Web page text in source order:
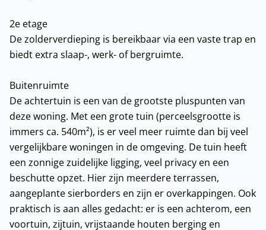
2e etage
De zolderverdieping is bereikbaar via een vaste trap en
biedt extra slaap-, werk- of bergruimte.
Buitenruimte
De achtertuin is een van de grootste pluspunten van
deze woning. Met een grote tuin (perceelsgrootte is
immers ca. 540m²), is er veel meer ruimte dan bij veel
vergelijkbare woningen in de omgeving. De tuin heeft
een zonnige zuidelijke ligging, veel privacy en een
beschutte opzet. Hier zijn meerdere terrassen,
aangeplante sierborders en zijn er overkappingen. Ook
praktisch is aan alles gedacht: er is een achterom, een
voortuin, zijtuin, vrijstaande houten berging en